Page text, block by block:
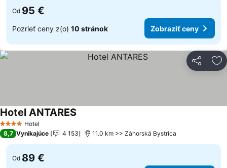
Od 95 €
Pozrieť ceny z(o) 10 stránok Zobraziť ceny
Zdieľať
4 Počet hviezdičiek
Hotel
Hotel ANTARES
8,7 Vynikajúce 4 153 11.0 km >> Záhorská Bystrica
Od 89 €